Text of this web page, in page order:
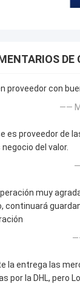
DE
proveedor con
——
es proveedor de
negocio del valor.
muy
continuará
la entrega las
por la DHL, pero